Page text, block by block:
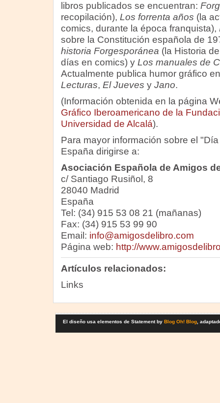
libros publicados se encuentran:
recopilación), Los forrenta años (la
comics, durante la época franquista),
sobre la Constitución española de
historia Forgesporánea (la Historia
días en comics) y Los manuales de
Actualmente publica humor gráfico
Lecturas, El Jueves y Jano.
(Información obtenida en la página
Gráfico Iberoamericano de la
Universidad de Alcalá).
Para mayor información sobre el
España dirigirse a:
Asociación Española de Amigos
c/ Santiago Rusiñol, 8
28040 Madrid
España
Tel: (34) 915 53 08 21 (mañanas)
Fax: (34) 915 53 99 90
Email: info@amigosdelibro.com
Página web: http://
Artículos relacionados:
Links
El diseño usa elementos de Statement by Blog Oh! Blog,